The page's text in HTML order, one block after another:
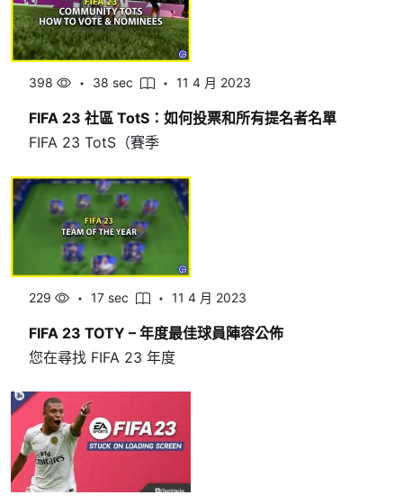
398 38 sec 11 4 月 2023
FIFA 23 社區 TotS：如何投票和所有提名者名單
FIFA 23 TotS（賽季
229 17 sec 11 4 月 2023
FIFA 23 TOTY – 年度最佳球員陣容公佈
您在尋找 FIFA 23 年度